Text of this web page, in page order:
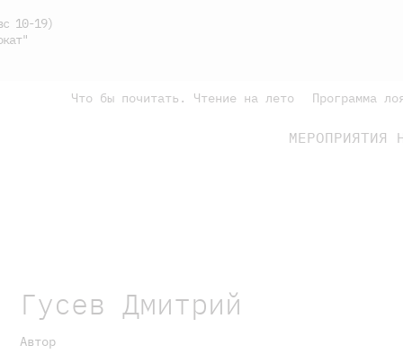
10-19)
Что бы почитать. Чтение на лето Программа
МЕРОПРИЯТИЯ
Гусев Дмитрий
Автор